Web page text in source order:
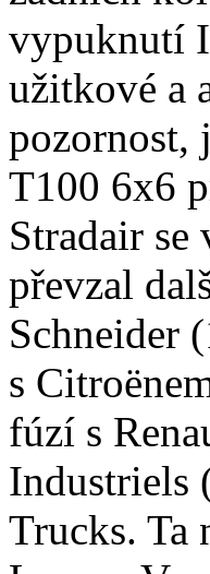
vypuknutí
užitkové a
pozornost,
T100 6x6
Stradair
převzal
Schneider
s
fúzí s
Industriels
Trucks.